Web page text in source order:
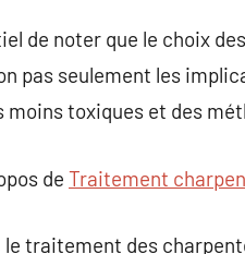
de noter que le choix
pas seulement les
moins toxiques et des
de Traitement
traitement des